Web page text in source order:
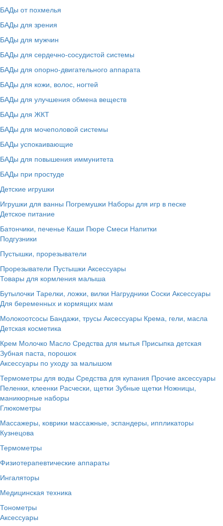
БАДы от похмелья
БАДы для зрения
БАДы для мужчин
БАДы для сердечно-сосудистой системы
БАДы для опорно-двигательного аппарата
БАДы для кожи, волос, ногтей
БАДы для улучшения обмена веществ
БАДы для ЖКТ
БАДы для мочеполовой системы
БАДы успокаивающие
БАДы для повышения иммунитета
БАДы при простуде
Детские игрушки
Игрушки для ванны Погремушки Наборы для игр в песке
Детское питание
Батончики, печенье Каши Пюре Смеси Напитки
Подгузники
Пустышки, прорезыватели
Прорезыватели Пустышки Аксессуары
Товары для кормления малыша
Бутылочки Тарелки, ложки, вилки Нагрудники Соски Аксессуары
Для беременных и кормящих мам
Молокоотсосы Бандажи, трусы Аксессуары Крема, гели, масла
Детская косметика
Крем Молочко Масло Средства для мытья Присыпка детская
Зубная паста, порошок
Аксессуары по уходу за малышом
Термометры для воды Средства для купания Прочие аксессуары
Пеленки, клеенки Расчески, щетки Зубные щетки Ножницы,
маникюрные наборы
Глюкометры
Массажеры, коврики массажные, эспандеры, иппликаторы
Кузнецова
Термометры
Физиотерапевтические аппараты
Ингаляторы
Медицинская техника
Тонометры
Аксессуары